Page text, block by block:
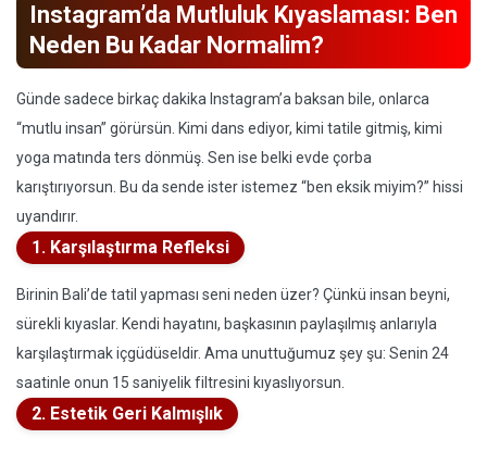
Instagram’da Mutluluk Kıyaslaması: Ben
Neden Bu Kadar Normalim?
Günde sadece birkaç dakika Instagram’a baksan bile, onlarca
“mutlu insan” görürsün. Kimi dans ediyor, kimi tatile gitmiş, kimi
yoga matında ters dönmüş. Sen ise belki evde çorba
karıştırıyorsun. Bu da sende ister istemez “ben eksik miyim?” hissi
uyandırır.
1. Karşılaştırma Refleksi
Birinin Bali’de tatil yapması seni neden üzer? Çünkü insan beyni,
sürekli kıyaslar. Kendi hayatını, başkasının paylaşılmış anlarıyla
karşılaştırmak içgüdüseldir. Ama unuttuğumuz şey şu: Senin 24
saatinle onun 15 saniyelik filtresini kıyaslıyorsun.
2. Estetik Geri Kalmışlık